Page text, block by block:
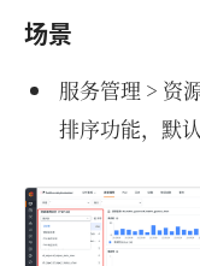
场景
服务管理 > 资
排序功能，默